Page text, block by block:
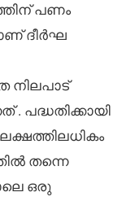
പണം
ദീര്‍ഘ
നിലപാട്
. പദ്ധതിക്കായി
ലക്ഷത്തിലധികം
തന്നെ
ഒരു